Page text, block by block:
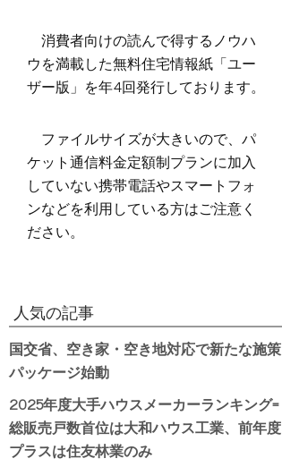
消費者向けの読んで得するノウハ
ウを満載した無料住宅情報紙「ユー
ザー版」を年4回発行しております。
ファイルサイズが大きいので、パ
ケット通信料金定額制プランに加入
していない携帯電話やスマートフォ
ンなどを利用している方はご注意く
ださい。
人気の記事
国交省、空き家・空き地対応で新たな施策
パッケージ始動
2025年度大手ハウスメーカーランキング=
総販売戸数首位は大和ハウス工業、前年度
プラスは住友林業のみ